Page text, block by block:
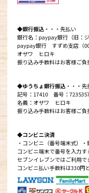
◆銀行振込 ・・・先払い
銀行名：paypay銀行（旧：ジ
paypay銀行 すずめ支店（
オザワ ヒロキ
振り込み手数料はお客様ご負
◆ゆうちょ銀行振込 ・・・先
記号：17410 番号：
名義：オザワ ヒロキ
振り込み手数料はお客様ご負
◆コンビニ決済
・コンビニ（番号端末式）
コンビニ端末で番号を入力す
セブンイレブンではご利用で
コンビニ払い手数料は330円